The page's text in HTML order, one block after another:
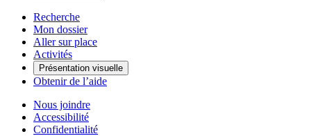
Recherche
Mon dossier
Aller sur place
Activités
Présentation visuelle
Obtenir de l’aide
Nous joindre
Accessibilité
Confidentialité